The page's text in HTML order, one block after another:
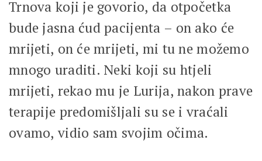
Trnova koji je govorio, da otpočetka
bude jasna ćud pacijenta – on ako će
mrijeti, on će mrijeti, mi tu ne možemo
mnogo uraditi. Neki koji su htjeli
mrijeti, rekao mu je Lurija, nakon prave
terapije predomišljali su se i vraćali
ovamo, vidio sam svojim očima.